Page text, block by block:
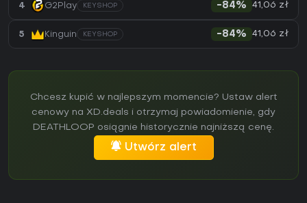
4 G2Play KEYSHOP -84% 41,06 zł
5 Kinguin KEYSHOP -84% 41,06 zł
Chcesz kupić w najlepszym momencie? Ustaw alert
cenowy na XD.deals i otrzymaj powiadomienie, gdy
DEATHLOOP osiągnie historycznie najniższą cenę.
Utwórz alert